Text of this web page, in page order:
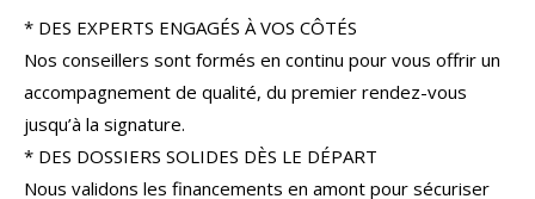
* DES EXPERTS ENGAGÉS À VOS CÔTÉS
Nos conseillers sont formés en continu pour vous offrir un
accompagnement de qualité, du premier rendez-vous
jusqu’à la signature.
* DES DOSSIERS SOLIDES DÈS LE DÉPART
Nous validons les financements en amont pour sécuriser
FILTRER PAR
COUPS DE COEUR
NOUVEAUTÉS